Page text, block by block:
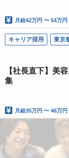
月給42万円 〜 54万円
キャリア採用 東京
【社長直下】美
集
月給35万円 〜 46万円